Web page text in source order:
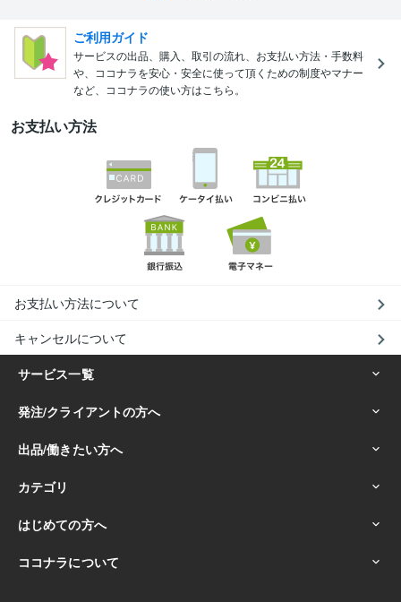
ご利用ガイド
サービスの出品、購入、取引の流れ、お支払い方法・手数料
や、ココナラを安心・安全に使って頂くための制度やマナー
など、ココナラの使い方はこちら。
お支払い方法
お支払い方法について
キャンセルについて